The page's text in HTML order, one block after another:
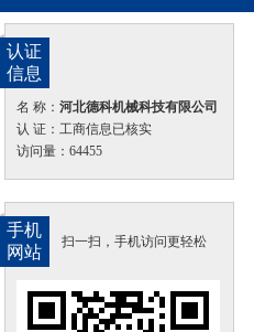
认证
信息
名 称： 河北德科机械科技有限公司
认 证：工商信息已核实
访问量：64455
手机
网站
扫一扫，手机访问更轻松